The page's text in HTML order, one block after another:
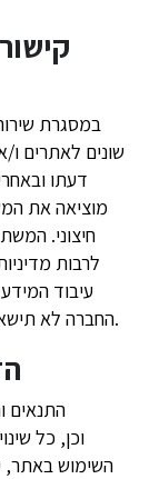
במסגרת
שונים לאתרים ו/
דעתו
מוציאה את
חיצוני.
לרבות
עיבוד
החברה לא תישא באחריות בכל הקשור והנוגע לאתר ו/או היישום.
התנאים
השימוש באתר,